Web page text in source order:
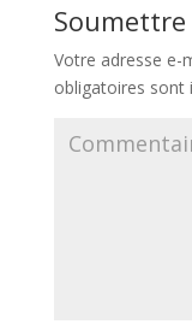
Votre adresse e-
obligatoires sont